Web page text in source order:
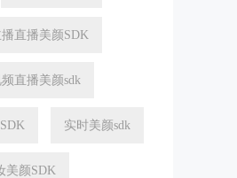
播直播美颜SDK
直播美颜sdk
实时美颜sdk
美颜SDK